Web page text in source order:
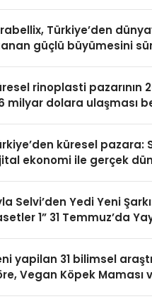
Türkiye’den
güçlü büyümesini
rinoplasti pazarının
milyar dolara ulaşması
küresel pazara:
ekonomi ile gerçek
Selvi’den Yedi Yeni
1” 31 Temmuz’da
yapilan 31 bilimsel
Vegan Köpek Maması